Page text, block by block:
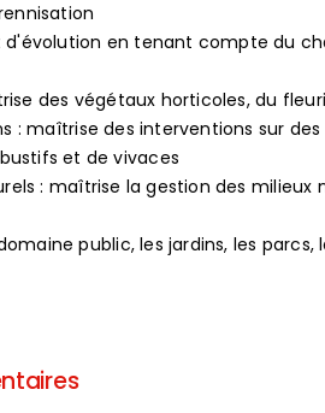
d'évolution en tenant compte du
des végétaux horticoles, du
: maîtrise des interventions sur
et de vivaces
: maîtrise la gestion des
public, les jardins, les